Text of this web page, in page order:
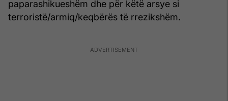
paparashikueshëm dhe për këtë arsye si
terroristë/armiq/keqbërës të rrezikshëm.